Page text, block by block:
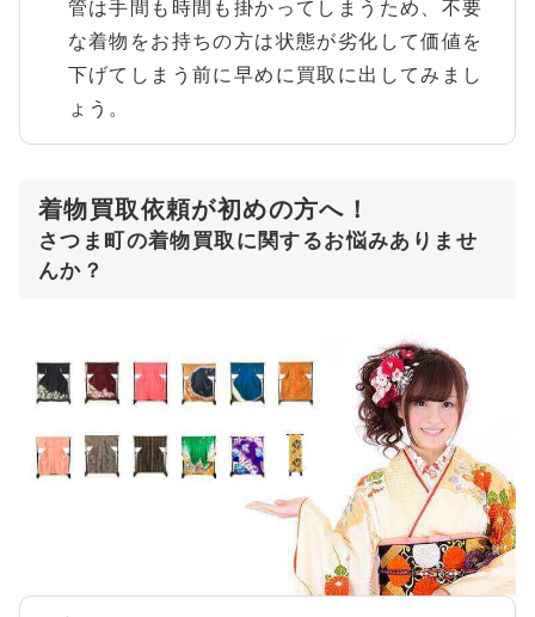
管は手間も時間も掛かってしまうため、不要
な着物をお持ちの方は状態が劣化して価値を
下げてしまう前に早めに買取に出してみまし
ょう。
着物買取依頼が初めの方へ！
さつま町の着物買取に関するお悩みありませ
んか？